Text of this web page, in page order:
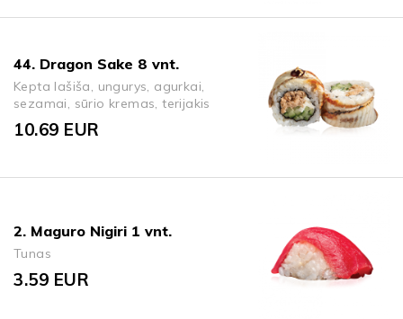
44. Dragon Sake 8 vnt.
Kepta lašiša, ungurys, agurkai,
sezamai, sūrio kremas, terijakis
10.69 EUR
2. Maguro Nigiri 1 vnt.
Tunas
3.59 EUR